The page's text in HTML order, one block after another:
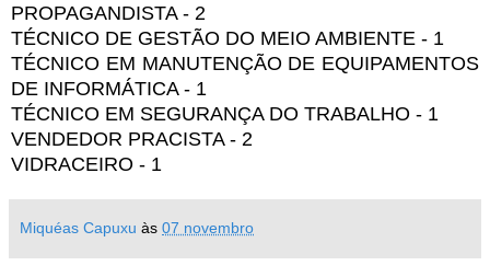
PROPAGANDISTA - 2
TÉCNICO DE GESTÃO DO MEIO AMBIENTE - 1
TÉCNICO EM MANUTENÇÃO DE EQUIPAMENTOS
DE INFORMÁTICA - 1
TÉCNICO EM SEGURANÇA DO TRABALHO - 1
VENDEDOR PRACISTA - 2
VIDRACEIRO - 1
Miquéas Capuxu às 07 novembro